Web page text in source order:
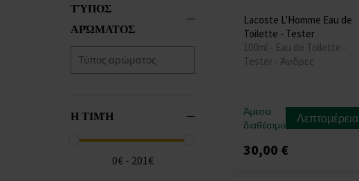
ΤΎΠΟΣ
ΑΡΏΜΑΤΟΣ
Η ΤΙΜΉ
0€ - 201€
Lacoste L'Homme Eau de
Toilette - Tester
100ml - Eau de Toilette -
Tester - Άνδρες
Άμεσα
διαθέσιμο
Λεπτομέρεια
30,00 €